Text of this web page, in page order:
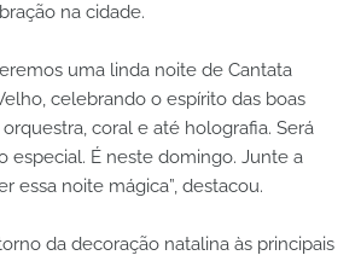
na cidade.
uma linda noite de Cantata
celebrando o espírito das boas
coral e até holografia. Será
especial. É neste domingo. Junte a
essa noite mágica”, destacou.
da decoração natalina às principais